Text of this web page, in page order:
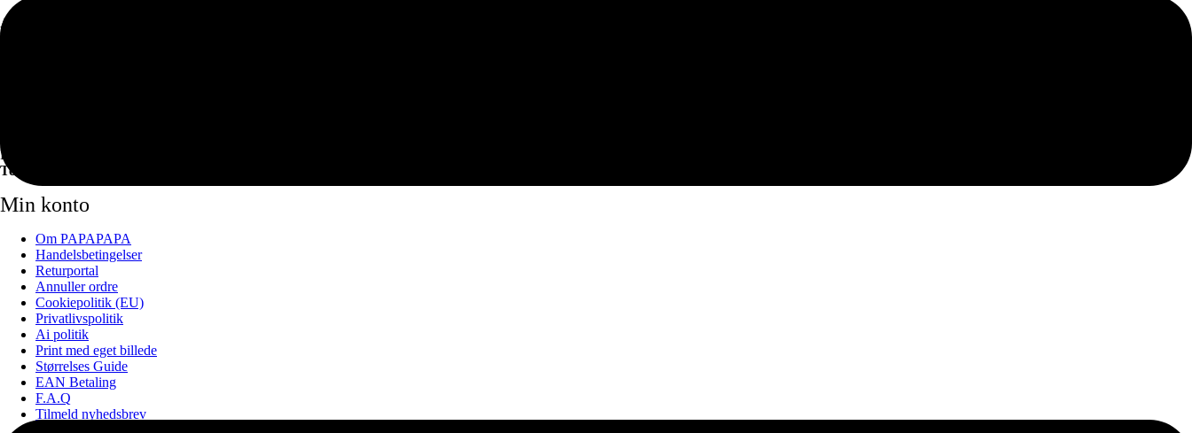
Agerskellet 3
8920 Randers NV
Lørdag – Søndag – Lukket
Telefon:
Min konto
Om PAPAPAPA
Handelsbetingelser
Returportal
Annuller ordre
Cookiepolitik (EU)
Privatlivspolitik
Ai politik
Print med eget billede
Størrelses Guide
EAN Betaling
F.A.Q
Tilmeld nyhedsbrev